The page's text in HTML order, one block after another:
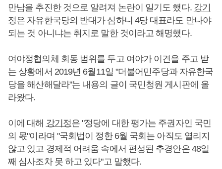
만남을 추진한 것으로 알려져 논란이 일기도 했다. 강기
정은 자유한국당의 반대가 심하니 4당 대표라도 만나야
되는 것 아니냐는 취지로 말한 것이라고 해명했다.
여야정협의체 회동 범위를 두고 여야가 이견을 주고 받
는 상황에서 2019년 6월11일 "더불어민주당과 자유한국
당을 해산해달라"는 내용의 글이 국민청원 게시판에 올
라왔다.
이에 대해 강기정은 "정당에 대한 평가는 주권자인 국민
의 몫"이라며 "국회법이 정한 6월 국회는 아직도 열리지
않고 있고 경제적 어려움 속에서 편성된 추경안은 48일
째 심사조차 못 하고 있다"고 말했다.